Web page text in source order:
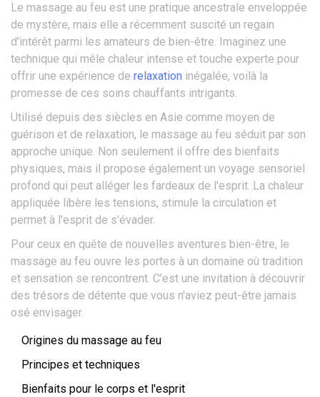
Le massage au feu est une pratique ancestrale enveloppée
de mystère, mais elle a récemment suscité un regain
d'intérêt parmi les amateurs de bien-être. Imaginez une
technique qui mêle chaleur intense et touche experte pour
offrir une expérience de relaxation inégalée, voilà la
promesse de ces soins chauffants intrigants.
Utilisé depuis des siècles en Asie comme moyen de
guérison et de relaxation, le massage au feu séduit par son
approche unique. Non seulement il offre des bienfaits
physiques, mais il propose également un voyage sensoriel
profond qui peut alléger les fardeaux de l'esprit. La chaleur
appliquée libère les tensions, stimule la circulation et
permet à l'esprit de s'évader.
Pour ceux en quête de nouvelles aventures bien-être, le
massage au feu ouvre les portes à un domaine où tradition
et sensation se rencontrent. C'est une invitation à découvrir
des trésors de détente que vous n'aviez peut-être jamais
osé envisager.
Origines du massage au feu
Principes et techniques
Bienfaits pour le corps et l'esprit